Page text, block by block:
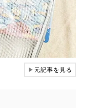
▶元記事を見る